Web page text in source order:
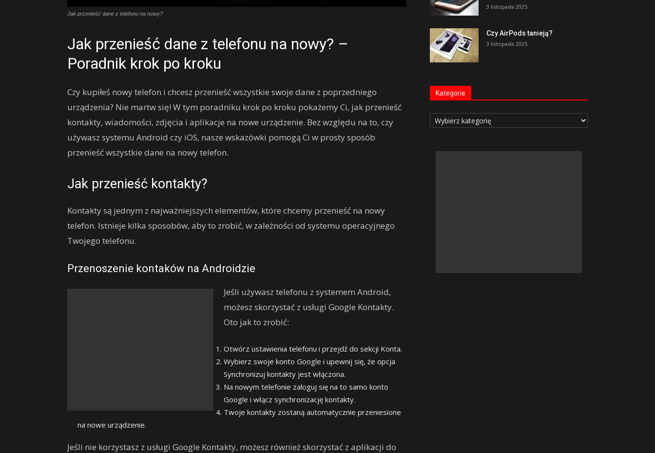
Jak przenieść dane z telefonu na nowy?
Jak przenieść dane z telefonu na nowy? –
Poradnik krok po kroku
Czy kupiłeś nowy telefon i chcesz przenieść wszystkie swoje dane z poprzedniego
urządzenia? Nie martw się! W tym poradniku krok po kroku pokażemy Ci, jak przenieść
kontakty, wiadomości, zdjęcia i aplikacje na nowe urządzenie. Bez względu na to, czy
używasz systemu Android czy iOS, nasze wskazówki pomogą Ci w prosty sposób
przenieść wszystkie dane na nowy telefon.
Jak przenieść kontakty?
Kontakty są jednym z najważniejszych elementów, które chcemy przenieść na nowy
telefon. Istnieje kilka sposobów, aby to zrobić, w zależności od systemu operacyjnego
Twojego telefonu.
Przenoszenie kontaków na Androidzie
Jeśli używasz telefonu z systemem Android,
możesz skorzystać z usługi Google Kontakty.
Oto jak to zrobić:
Otwórz ustawienia telefonu i przejdź do sekcji Konta.
Wybierz swoje konto Google i upewnij się, że opcja
Synchronizuj kontakty jest włączona.
Na nowym telefonie zaloguj się na to samo konto
Google i włącz synchronizację kontakty.
Twoje kontakty zostaną automatycznie przeniesione
na nowe urządzenie.
Jeśli nie korzystasz z usługi Google Kontakty, możesz również skorzystać z aplikacji do
3 listopada 2025
Czy AirPods tanieją?
3 listopada 2025
Kategorie
Kategorie